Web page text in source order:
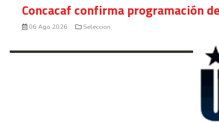
Concacaf confirma programación
06 Ago 2026 Seleccion